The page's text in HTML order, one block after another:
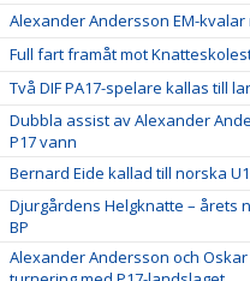
Alexander Andersson EM-
Full fart framåt mot
Två DIF PA17-spelare kallas till
Dubbla assist av Alexander
P17 vann
Bernard Eide kallad till norska
Djurgårdens Helgknatte – årets
BP
Alexander Andersson och